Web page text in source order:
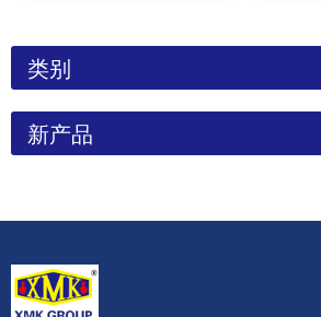
工，液压系统冷却，注塑机冷
却，吹瓶机冷却，塑料挤出机
冷却，热力塑型，塑料薄膜生
速冻
温区
叠;
类别
新产品